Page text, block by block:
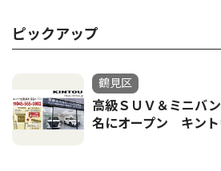
ピックアップ
鶴見区
高級ＳＵＶ＆ミニバ
名にオープン キント